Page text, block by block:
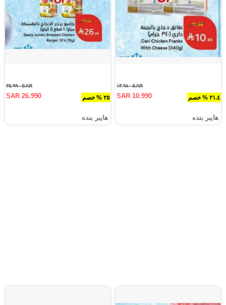
٢١.٤ % خصم
SAR ١٣.٩٨٠
SAR 10.990
هايبر بنده
٢٥ % خصم
SAR ٣٥.٩٩٠
SAR 26.990
هايبر بنده